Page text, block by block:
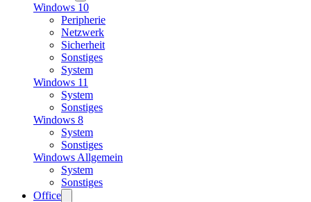
Windows 10
Peripherie
Netzwerk
Sicherheit
Sonstiges
System
Windows 11
System
Sonstiges
Windows 8
System
Sonstiges
Windows Allgemein
System
Sonstiges
Office